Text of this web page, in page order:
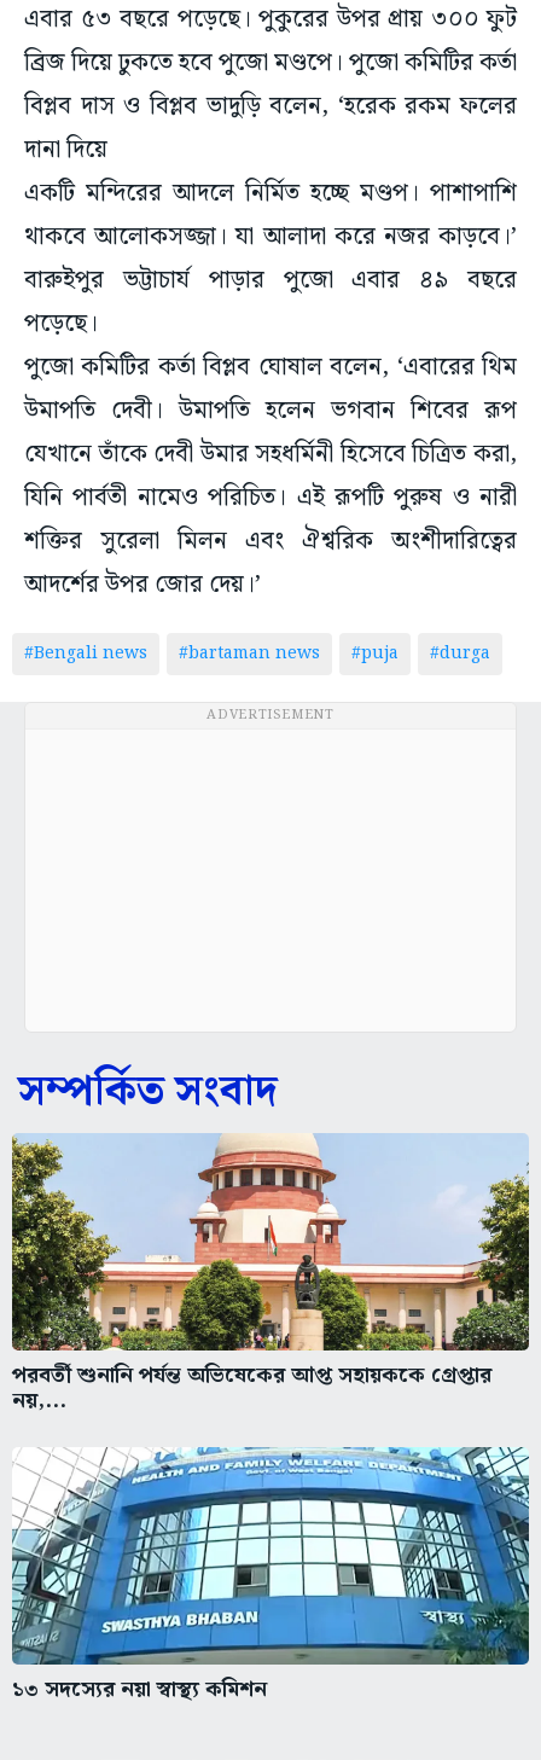
এবার ৫৩ বছরে পড়েছে। পুকুরের উপর প্রায় ৩০০ ফুট
ব্রিজ দিয়ে ঢুকতে হবে পুজো মণ্ডপে। পুজো কমিটির কর্তা
বিপ্লব দাস ও বিপ্লব ভাদুড়ি বলেন, ‘হরেক রকম ফলের
দানা দিয়ে
একটি মন্দিরের আদলে নির্মিত হচ্ছে মণ্ডপ। পাশাপাশি
থাকবে আলোকসজ্জা। যা আলাদা করে নজর কাড়বে।’
বারুইপুর ভট্টাচার্য পাড়ার পুজো এবার ৪৯ বছরে
পড়েছে।
পুজো কমিটির কর্তা বিপ্লব ঘোষাল বলেন, ‘এবারের থিম
উমাপতি দেবী। উমাপতি হলেন ভগবান শিবের রূপ
যেখানে তাঁকে দেবী উমার সহধর্মিনী হিসেবে চিত্রিত করা,
যিনি পার্বতী নামেও পরিচিত। এই রূপটি পুরুষ ও নারী
শক্তির সুরেলা মিলন এবং ঐশ্বরিক অংশীদারিত্বের
আদর্শের উপর জোর দেয়।’
#Bengali news #bartaman news #puja #durga
ADVERTISEMENT
সম্পর্কিত সংবাদ
পরবর্তী শুনানি পর্যন্ত অভিষেকের আপ্ত সহায়ককে গ্রেপ্তার
নয়,...
১৩ সদস্যের নয়া স্বাস্থ্য কমিশন